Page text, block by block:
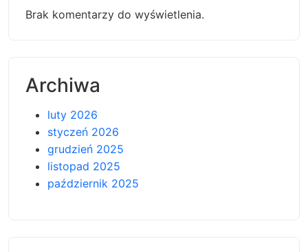
Brak komentarzy do wyświetlenia.
Archiwa
luty 2026
styczeń 2026
grudzień 2025
listopad 2025
październik 2025